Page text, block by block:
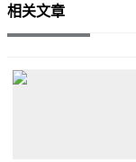
相关文章